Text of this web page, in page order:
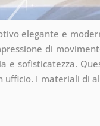
elegante e
di
e sofisticatezza.
I materiali di